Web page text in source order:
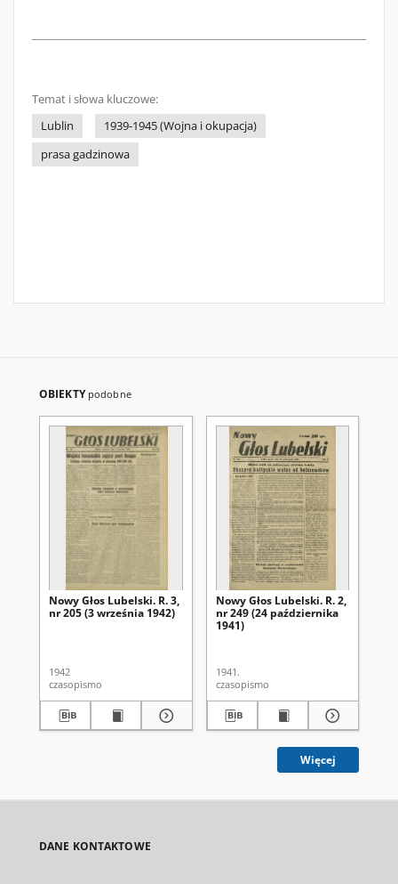
Temat i słowa kluczowe:
Lublin
1939-1945 (Wojna i okupacja)
prasa gadzinowa
OBIEKTY podobne
Nowy Głos Lubelski. R. 3,
nr 205 (3 września 1942)
1942
czasopismo
Nowy Głos Lubelski. R. 2,
nr 249 (24 października
1941)
1941.
czasopismo
Więcej
DANE KONTAKTOWE